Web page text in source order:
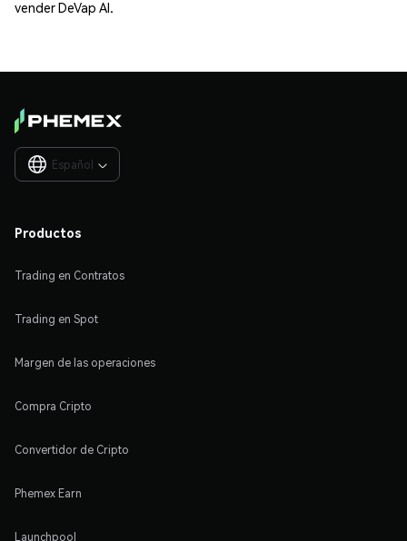
vender DeVap AI.
Español 
Productos
Trading en Contratos
Trading en Spot
Margen de las operaciones
Compra Cripto
Convertidor de Cripto
Phemex Earn
Launchpool